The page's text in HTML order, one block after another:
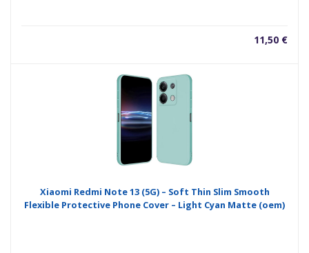
11,50 €
Xiaomi Redmi Note 13 (5G) – Soft Thin Slim Smooth
Flexible Protective Phone Cover – Light Cyan Matte (oem)